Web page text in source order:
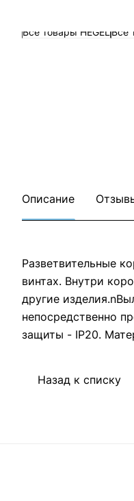
Все товары HEGEL Все
Описание
Разветвительные
винтах. Внутри
другие
непосредственно
защиты - IP20.
Назад к списку